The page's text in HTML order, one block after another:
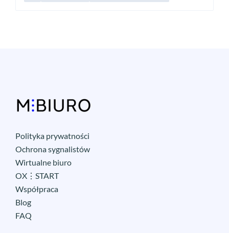
Polityka prywatności
Ochrona sygnalistów
Wirtualne biuro
OX⋮START
Współpraca
Blog
FAQ